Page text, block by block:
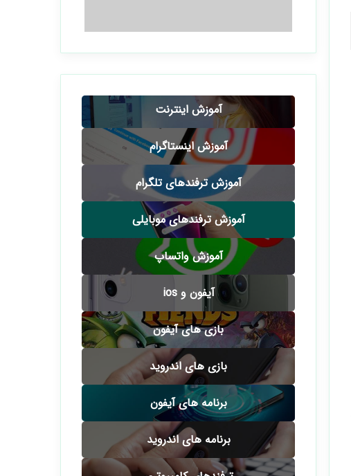
آموزش اینترنت
آموزش اینستاگرام
آموزش ترفندهای تلگرام
آموزش ترفندهای موبایلی
آموزش واتساپ
آیفون و ios
بازی های آیفون
بازی های اندروید
برنامه های آیفون
برنامه های اندروید